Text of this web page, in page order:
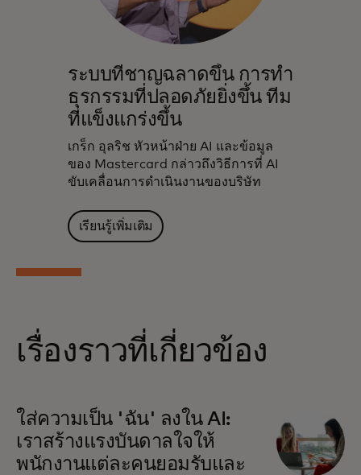
ระบบที่ชาญฉลาดขึ้น การทำ
ธุรกรรมที่ปลอดภัยยิ่งขึ้น ทีม
ที่แข็งแกร่งขึ้น
เกร็ก อุลริช หัวหน้าฝ่าย AI และข้อมูล
ของ Mastercard กล่าวถึงวิธีการที่ AI
ขับเคลื่อนการดำเนินงานของบริษัท
เรียนรู้เพิ่มเติม
เรื่องราวที่เกี่ยวข้อง
ใส่ความเป็น 'ฉัน' ลงใน AI:
เราสร้างแรงบันดาลใจให้
พนักงานแต่ละคนยอมรับและ